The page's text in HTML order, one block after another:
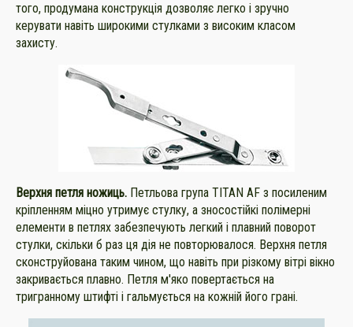
того, продумана конструкція дозволяє легко і зручно
керувати навіть широкими стулками з високим класом
захисту.
Верхня петля ножиць. Петльова група TITAN AF з посиленим
кріпленням міцно утримує стулку, а зносостійкі полімерні
елементи в петлях забезпечують легкий і плавний поворот
стулки, скільки б раз ця дія не повторювалося. Верхня петля
сконструйована таким чином, що навіть при різкому вітрі вікно
закривається плавно. Петля м'яко повертається на
тригранному штифті і гальмується на кожній його грані.